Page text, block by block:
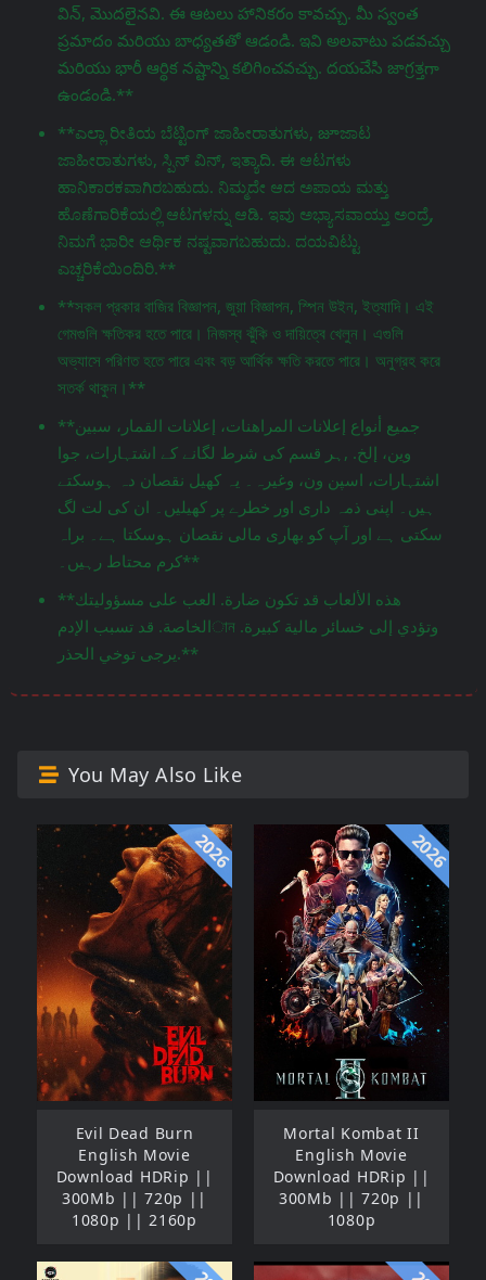
విన్, మొదలైనవి. ఈ ఆటలు హానికరం కావచ్చు. మీ స్వంత
ప్రమాదం మరియు బాధ్యతతో ఆడండి. ఇవి అలవాటు పడవచ్చు
మరియు భారీ ఆర్థిక నష్టాన్ని కలిగించవచ్చు. దయచేసి జాగ్రತ್ತగా
ఉండండి.**
**ಎಲ್ಲಾ ರೀತಿಯ ಬೆಟ್ಟಿಂಗ್ ಜಾಹೀರಾತುಗಳು, జూಜಾಟ
ಜಾಹೀರಾತುಗಳು, ಸ್ಪಿನ್ ವಿನ್, ಇತ್ಯಾದಿ. ಈ ಆಟಗಳು
ಹಾನಿಕಾರಕವಾಗಿರಬಹುದು. ನಿಮ್ಮದೇ ಆದ ಅಪಾಯ ಮತ್ತು
ಹೊಣೆಗಾರಿಕೆಯಲ್ಲಿ ಆಟಗಳನ್ನು ಆಡಿ. ಇವು ಅಭ್ಯಾಸವಾಯ್ತು ಅಂದ್ರೆ,
ನಿಮಗೆ ಭಾರೀ ಆರ್ಥಿಕ ನಷ್ಟವಾಗಬಹುದು. ದಯವಿಟ್ಟು
ಎಚ್ಚರಿಕೆಯಿಂದಿರಿ.**
**সকল প্রকার বাজির বিজ্ঞাপন, জুয়া বিজ্ঞাপন, স্পিন উইন, ইত্যাদি। এই
গেমগুলি ক্ষতিকর হতে পারে। নিজস্ব ঝুঁকি ও দায়িত্বে খেলুন। এগুলি
অভ্যাসে পরিণত হতে পারে এবং বড় আর্থিক ক্ষতি করতে পারে। অনুগ্রহ করে
সতর্ক থাকুন।**
**جميع أنواع إعلانات المراهنات، إعلانات القمار، سبين
وين، إلخ. ,ہر قسم کی شرط لگانے کے اشتہارات، جوا
اشتہارات، اسپن ون، وغیرہ۔ یہ کھیل نقصان دہ ہوسکتے
ہیں۔ اپنی ذمہ داری اور خطرے پر کھیلیں۔ ان کی لت لگ
سکتی ہے اور آپ کو بھاری مالی نقصان ہوسکتا ہے۔ براہ
کرم محتاط رہیں۔**
**هذه الألعاب قد تكون ضارة. العب على مسؤوليتك
الخاصة. قد تسبب الإدمান وتؤدي إلى خسائر مالية كبيرة.
يرجى توخي الحذر.**
You May Also Like
2026
Evil Dead Burn
English Movie
Download HDRip ||
300Mb || 720p ||
1080p || 2160p
2026
Mortal Kombat II
English Movie
Download HDRip ||
300Mb || 720p ||
1080p